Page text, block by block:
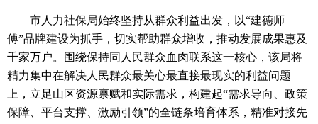
市人力社保局始终坚持从群众利益出发，以“建德师
傅”品牌建设为抓手，切实帮助群众增收，推动发展成果惠及
千家万户。围绕保持同人民群众血肉联系这一核心，该局将
精力集中在解决人民群众最关心最直接最现实的利益问题
上，立足山区资源禀赋和实际需求，构建起“需求导向、政策
保障、平台支撑、激励引领”的全链条培育体系，精准对接先